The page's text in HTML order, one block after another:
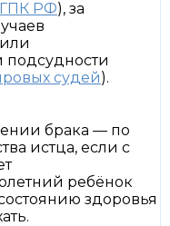
ГПК РФ), за
подсудности
судей).
брака — по
истца, если с
ребёнок
здоровья